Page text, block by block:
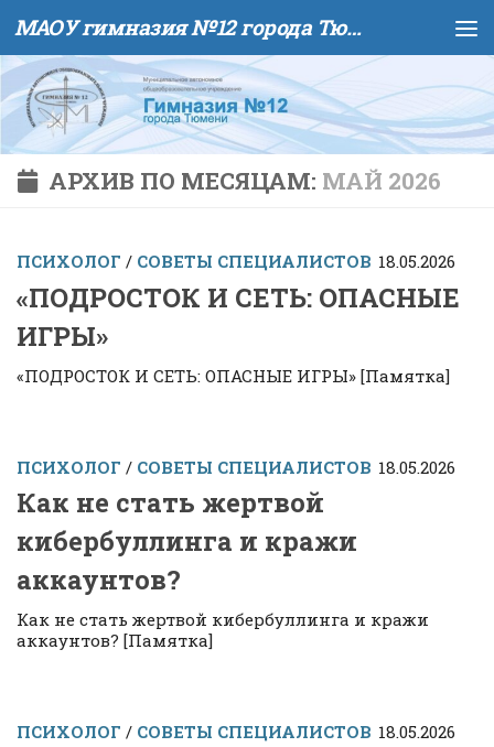
Skip to content МАОУ гимназия №12 города Тюмени
АРХИВ ПО МЕСЯЦАМ: МАЙ 2026
ПСИХОЛОГ / СОВЕТЫ СПЕЦИАЛИСТОВ 18.05.2026
«ПОДРОСТОК И СЕТЬ: ОПАСНЫЕ
ИГРЫ»
«ПОДРОСТОК И СЕТЬ: ОПАСНЫЕ ИГРЫ» [Памятка]
ПСИХОЛОГ / СОВЕТЫ СПЕЦИАЛИСТОВ 18.05.2026
Как не стать жертвой
кибербуллинга и кражи
аккаунтов?
Как не стать жертвой кибербуллинга и кражи
аккаунтов? [Памятка]
ПСИХОЛОГ / СОВЕТЫ СПЕЦИАЛИСТОВ 18.05.2026